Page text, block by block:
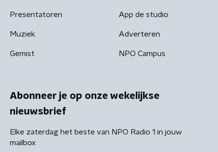
Presentatoren
Muziek
Gemist
App de studio
Adverteren
NPO Campus
Abonneer je op onze wekelijkse
nieuwsbrief
Elke zaterdag het beste van NPO Radio 1 in jouw
mailbox